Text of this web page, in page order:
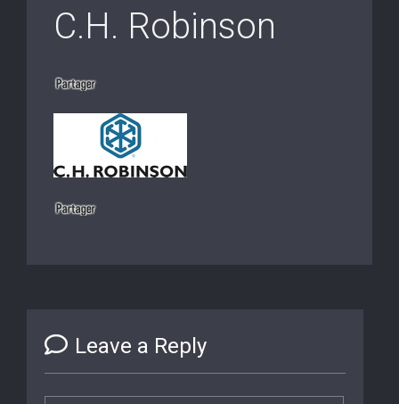
C.H. Robinson
Leave a Reply